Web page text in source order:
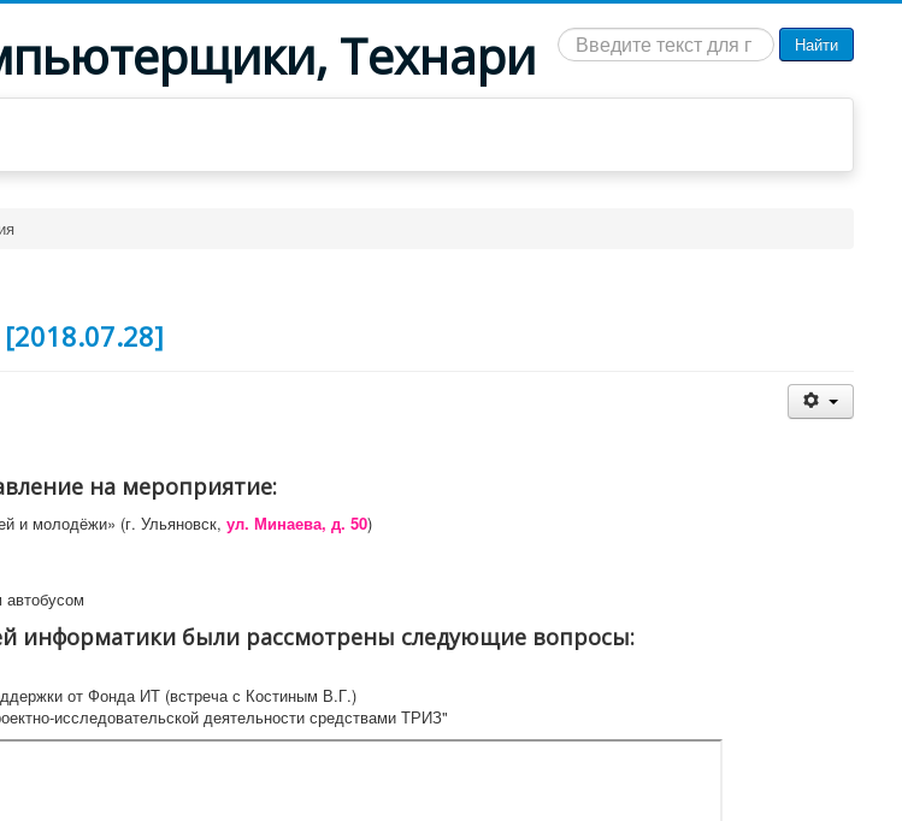
Технари Искать... Найти
на мероприятие:
и молодёжи» (г. Ульяновск, ул. Минаева, д. 50)
автобусом
информатики были рассмотрены следующие вопросы:
от Фонда ИТ (встреча с Костиным В.Г.)
исследовательской деятельности средствами ТРИЗ"